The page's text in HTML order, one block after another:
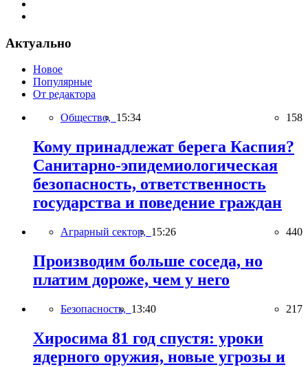
Актуально
Новое
Популярные
От редактора
Общество, 15:34 158
Кому принадлежат берега Каспия?
Санитарно-эпидемиологическая
безопасность, ответственность
государства и поведение граждан
Аграрный сектор, 15:26 440
Производим больше соседа, но
платим дороже, чем у него
Безопасность, 13:40 217
Хиросима 81 год спустя: уроки
ядерного оружия, новые угрозы и